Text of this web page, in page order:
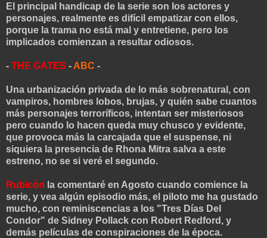
El principal handicap de la serie son los actores y
personajes, realmente es difícil empatizar con ellos,
porque la trama no está mal y entretiene, pero los
implicados comienzan a resultar odiosos.
- THE GATES - ABC -
Una urbanización privada de lo más sobrenatural, con
vampiros, hombres lobos, brujas, y quién sabe cuantos
más personajes terroríficos, intentan ser misteriosos
pero cuando lo hacen queda muy chusco y evidente,
que provoca más la carcajada que el suspense, ni
siquiera la presencia de Rhona Mitra salva a este
estreno, no se si veré el segundo.
Rubicón la comentaré en Agosto cuando comience la
serie, y vea algún episodio más, el piloto me ha gustado
mucho, con reminiscencias a los "Tres Días Del
Condor" de Sidney Pollack con Robert Redford, y
demás películas de conspiraciones de la época.